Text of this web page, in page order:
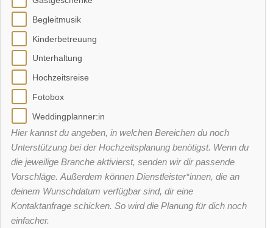
Begleitmusik
Kinderbetreuung
Unterhaltung
Hochzeitsreise
Fotobox
Weddingplanner:in
Hier kannst du angeben, in welchen Bereichen du noch
Unterstützung bei der Hochzeitsplanung benötigst. Wenn du
die jeweilige Branche aktivierst, senden wir dir passende
Vorschläge. Außerdem können Dienstleister*innen, die an
deinem Wunschdatum verfügbar sind, dir eine
Kontaktanfrage schicken. So wird die Planung für dich noch
einfacher.